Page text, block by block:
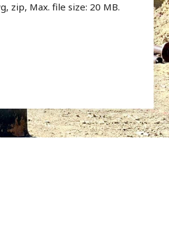
zip, Max. file size: 20 MB.